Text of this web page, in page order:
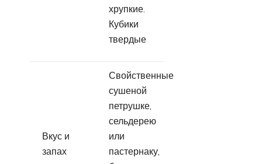
хрупкие.
Кубики
твердые
Вкус и
запах
Свойственные
сушеной
петрушке,
сельдерею
или
пастернаку,